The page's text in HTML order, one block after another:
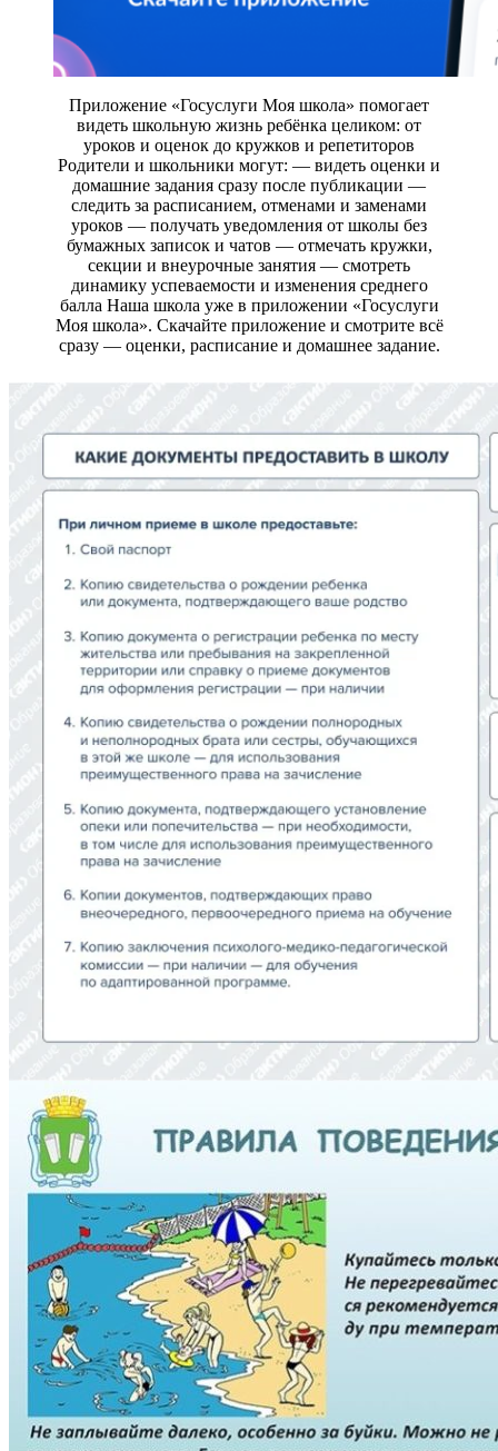
Приложение «Госуслуги Моя школа» помогает
видеть школьную жизнь ребёнка целиком: от
уроков и оценок до кружков и репетиторов
Родители и школьники могут: — видеть оценки и
домашние задания сразу после публикации —
следить за расписанием, отменами и заменами
уроков — получать уведомления от школы без
бумажных записок и чатов — отмечать кружки,
секции и внеурочные занятия — смотреть
динамику успеваемости и изменения среднего
балла Наша школа уже в приложении «Госуслуги
Моя школа». Скачайте приложение и смотрите всё
сразу — оценки, расписание и домашнее задание.